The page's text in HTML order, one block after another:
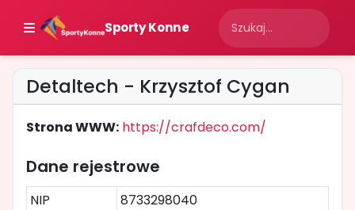
Sporty Konne
Detaltech - Krzysztof Cygan
Strona WWW: https://crafdeco.com/
Dane rejestrowe
NIP
8733298040